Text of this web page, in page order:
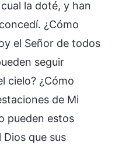
la doté, y han
¿Cómo
el Señor de todos
seguir
cielo? ¿Cómo
de Mi
pueden estos
que sus